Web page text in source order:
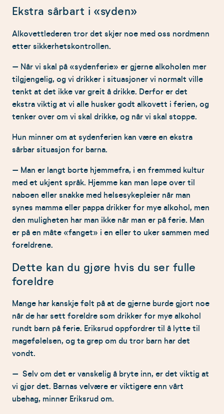
Ekstra sårbart i «syden»
Alkovettlederen tror det skjer noe med oss nordmenn
etter sikkerhetskontrollen.
– Når vi skal på «sydenferie» er gjerne alkoholen mer
tilgjengelig, og vi drikker i situasjoner vi normalt ville
tenkt at det ikke var greit å drikke. Derfor er det
ekstra viktig at vi alle husker godt alkovett i ferien, og
tenker over om vi skal drikke, og når vi skal stoppe.
Hun minner om at sydenferien kan være en ekstra
sårbar situasjon for barna.
– Man er langt borte hjemmefra, i en fremmed kultur
med et ukjent språk. Hjemme kan man løpe over til
naboen eller snakke med helsesykepleier når man
synes mamma eller pappa drikker for mye alkohol, men
den muligheten har man ikke når man er på ferie. Man
er på en måte «fanget» i en eller to uker sammen med
foreldrene.
Dette kan du gjøre hvis du ser fulle
foreldre
Mange har kanskje følt på at de gjerne burde gjort noe
når de har sett foreldre som drikker for mye alkohol
rundt barn på ferie. Eriksrud oppfordrer til å lytte til
magefølelsen, og ta grep om du tror barn har det
vondt.
– Selv om det er vanskelig å bryte inn, er det viktig at
vi gjør det. Barnas velvære er viktigere enn vårt
ubehag, minner Eriksrud om.